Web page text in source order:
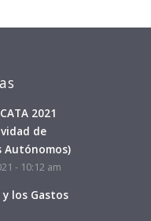
2021
de
Autónomos)
- 10:12 am
los Gastos